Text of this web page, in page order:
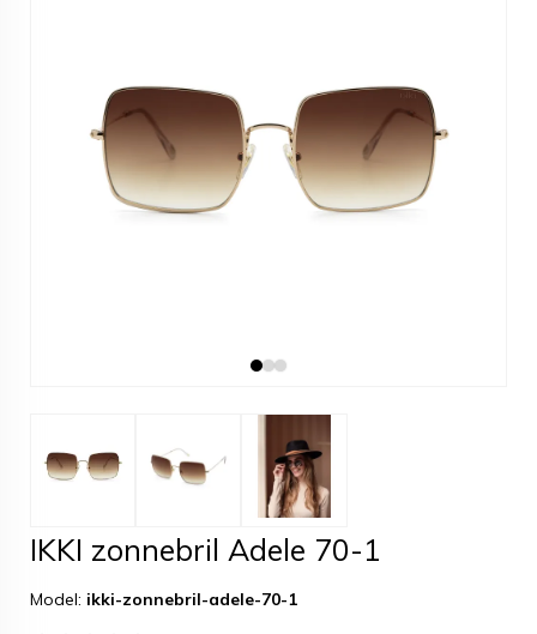
IKKI zonnebril Adele 70-1
Model: ikki-zonnebril-adele-70-1